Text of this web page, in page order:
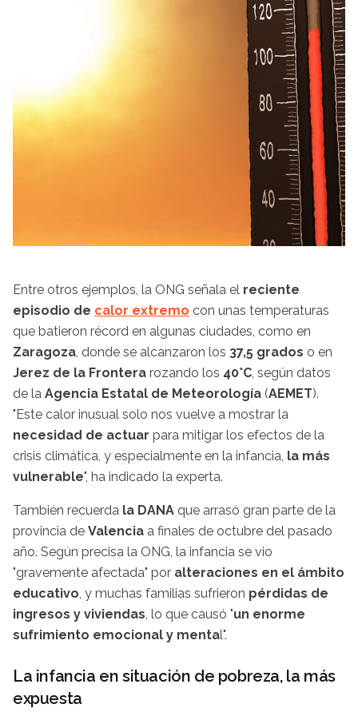
Entre otros ejemplos, la ONG señala el reciente
episodio de calor extremo con unas temperaturas
que batieron récord en algunas ciudades, como en
Zaragoza , donde se alcanzaron los 37,5 grados o en
Jerez de la Frontera rozando los 40°C , según datos
de la Agencia Estatal de Meteorología (AEMET).
"Este calor inusual solo nos vuelve a mostrar la
necesidad de actuar para mitigar los efectos de la
crisis climática, y especialmente en la infancia, la más
vulnerable", ha indicado la experta.
También recuerda la DANA que arrasó gran parte de la
provincia de Valencia a finales de octubre del pasado
año. Según precisa la ONG, la infancia se vio
"gravemente afectada" por alteraciones en el ámbito
educativo , y muchas familias sufrieron pérdidas de
ingresos y viviendas , lo que causó "un enorme
sufrimiento emocional y mental".
La infancia en situación de pobreza, la más
expuesta